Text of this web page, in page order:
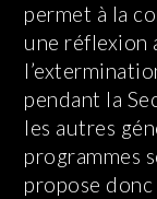
permet à la
une réflexion
pendant la
les autres
programmes
propose